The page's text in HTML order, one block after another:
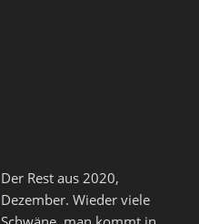
Der Rest aus 2020,
Dezember. Wieder viele